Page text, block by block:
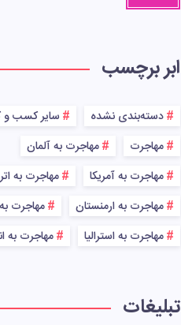
ابر برچسب
دسته‌بندی نشده
سایر کسب و
مهاجرت
مهاجرت به آلمان
مهاجرت به آمریکا
مهاجرت به
مهاجرت به ارمنستان
مهاجرت به
مهاجرت به استرالیا
مهاجرت به
تبلیغات